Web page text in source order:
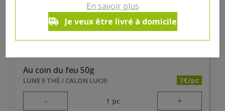
En savoir plus
Je veux être livré à domicile
Au coin du feu 50g
LUNE E THÉ / CALON LUCIE 7€/pc
- 1 pc +